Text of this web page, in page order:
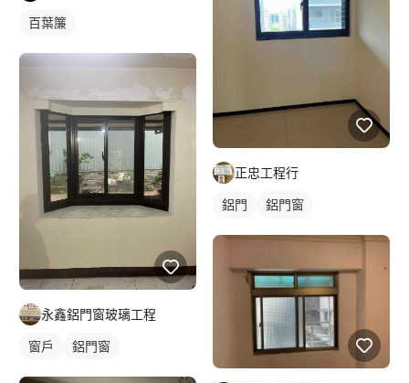
百葉簾
永鑫鋁門窗玻璃工程
窗戶 鋁門窗
正忠工程行
鋁門 鋁門窗